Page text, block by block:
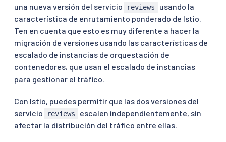
una nueva versión del servicio
reviews
usando la
característica de enrutamiento ponderado de Istio.
Ten en cuenta que esto es muy diferente a hacer la
migración de versiones usando las características de
escalado de instancias de orquestación de
contenedores, que usan el escalado de instancias
para gestionar el tráfico.
Con Istio, puedes permitir que las dos versiones del
servicio
reviews
escalen independientemente, sin
afectar la distribución del tráfico entre ellas.